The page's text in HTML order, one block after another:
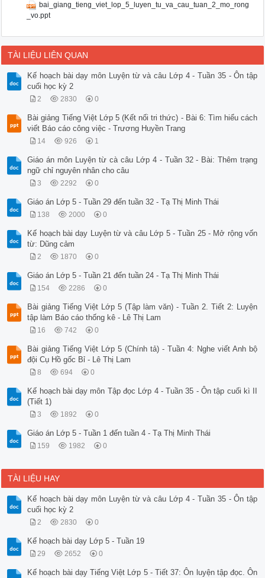
MỞ RỘNG VỐN TỪ : TỔ QUỐC
3/ Đặt câu với một trong những từ ngữ dưới đây :
Quê hương tôi có cánh đồng rộng mênh mông.
b/ Quê mẹ
Quảng Bình là quê mẹ của tôi.
Dù đi đâu xa tôi cũng nhớ về quê cha đất tổ.
d/ Nơi chôn rau cắt rốn
Bác Lâm chỉ muốn về sống nơi chôn rau cắt rốn của mình.
Chọn câu trả lời đúng
TênLễ Quốc gọi chính khánh thức nước của Việt một Nam nước
a/ Quốc9 tháng sử 2
c/ Quốc5 tháng hiệu 9
d/ Quốc2 tháng tế 9
bai_giang_tieng_viet_lop_5_luyen_tu_va_cau_tuan_2_mo_rong
_vo.ppt
TÀI LIỆU LIÊN QUAN
Kế hoạch bài dạy môn Luyện từ và câu Lớp 4 - Tuần 35 - Ôn tập
cuối học kỳ 2
2 2830 0
Bài giảng Tiếng Việt Lớp 5 (Kết nối tri thức) - Bài 6: Tìm hiểu cách
viết Báo cáo công việc - Trương Huyền Trang
14 926 1
Giáo án môn Luyện từ cà câu Lớp 4 - Tuần 32 - Bài: Thêm trạng
ngữ chỉ nguyên nhân cho câu
3 2292 0
Giáo án Lớp 5 - Tuần 29 đến tuần 32 - Tạ Thị Minh Thái
138 2000 0
Kế hoạch bài dạy Luyện từ và câu Lớp 5 - Tuần 25 - Mở rộng vốn
từ: Dũng cảm
2 1870 0
Giáo án Lớp 5 - Tuần 21 đến tuần 24 - Tạ Thị Minh Thái
154 2286 0
Bài giảng Tiếng Việt Lớp 5 (Tập làm văn) - Tuần 2. Tiết 2: Luyện
tập làm Báo cáo thống kê - Lê Thị Lam
16 742 0
Bài giảng Tiếng Việt Lớp 5 (Chính tả) - Tuần 4: Nghe viết Anh bộ
đội Cụ Hồ gốc Bỉ - Lê Thị Lam
8 694 0
Kế hoạch bài dạy môn Tập đọc Lớp 4 - Tuần 35 - Ôn tập cuối kì II
(Tiết 1)
3 1892 0
Giáo án Lớp 5 - Tuần 1 đến tuần 4 - Tạ Thị Minh Thái
159 1982 0
TÀI LIỆU HAY
Kế hoạch bài dạy môn Luyện từ và câu Lớp 4 - Tuần 35 - Ôn tập
cuối học kỳ 2
2 2830 0
Kế hoạch bài dạy Lớp 5 - Tuần 19
29 2652 0
Kế hoạch bài dạy Tiếng Việt Lớp 5 - Tiết 37: Ôn luyện tập đọc. Ôn